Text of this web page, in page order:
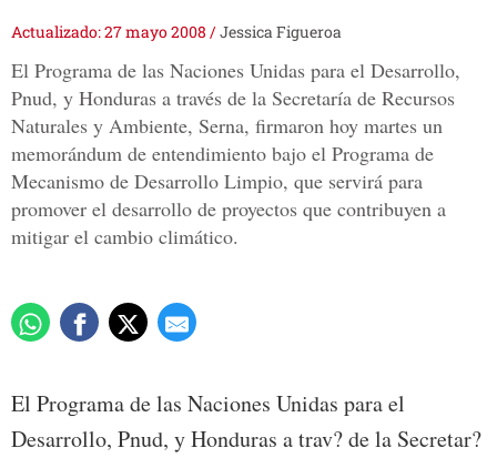
Actualizado: 27 mayo 2008 /Jessica Figueroa
El Programa de las Naciones Unidas para el Desarrollo,
Pnud, y Honduras a través de la Secretaría de Recursos
Naturales y Ambiente, Serna, firmaron hoy martes un
memorándum de entendimiento bajo el Programa de
Mecanismo de Desarrollo Limpio, que servirá para
promover el desarrollo de proyectos que contribuyen a
mitigar el cambio climático.
El Programa de las Naciones Unidas para el
Desarrollo, Pnud, y Honduras a trav? de la Secretar?